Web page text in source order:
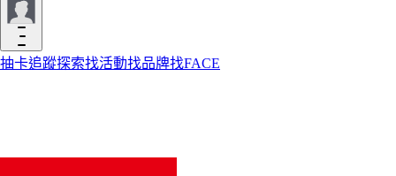
抽卡追蹤探索找活動找品牌找FACE